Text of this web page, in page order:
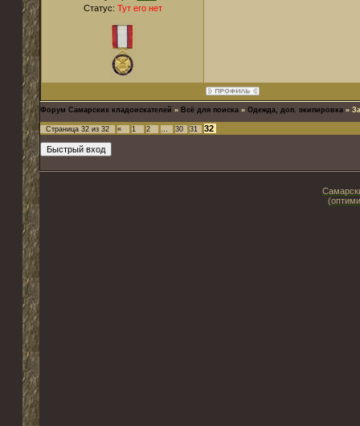
Статус: Тут его нет
Форум Самарских кладоискателей » Всё для поиска » Одежда, доп. экипировка »
Страница 32 из 32 « 1 2 … 30 31 32